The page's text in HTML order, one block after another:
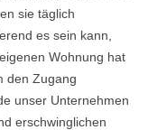
sie täglich
es sein kann,
Wohnung hat
den Zugang
unser Unternehmen
erschwinglichen